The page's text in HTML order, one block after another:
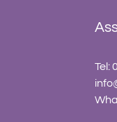
Tel: